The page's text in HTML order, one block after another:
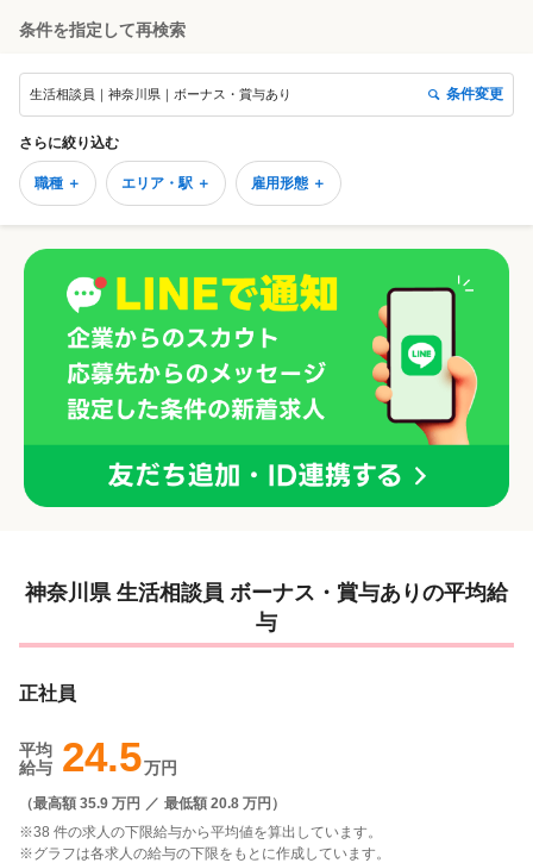
条件を指定して再検索
生活相談員｜神奈川県｜ボーナス・賞与あり 条件変更
さらに絞り込む
職種 ＋ エリア・駅 ＋ 雇用形態 ＋
神奈川県 生活相談員 ボーナス・賞与ありの平均給
与
正社員
平均
給与 24.5万円
（最高額 35.9 万円 ／ 最低額 20.8 万円 ）
※38 件の求人の下限給与から平均値を算出しています。
※グラフは各求人の給与の下限をもとに作成しています。